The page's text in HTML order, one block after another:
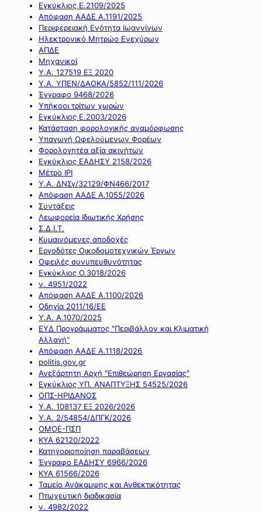
Εγκύκλιος Ε.2109/2025
Απόφαση ΑΑΔΕ Α.1191/2025
Περιφερειακή Ενότητα Ιωαννίνων
Ηλεκτρονικό Μητρώο Ενεχύρων
ΑΠΔΕ
Μηχανικοί
Υ.Α. 127519 ΕΞ 2020
Υ.Α. ΥΠΕΝ/ΔΑΟΚΑ/5852/111/2026
Έγγραφο 9468/2026
Υπήκοοι τρίτων χωρών
Εγκύκλιος Ε.2003/2026
Κατάσταση φορολογικής αναμόρφωσης
Υπαγωγή Ωφελούμενων Φορέων
Φορολογητέα αξία ακινήτων
Εγκύκλιος ΕΑΔΗΣΥ 2158/2026
Μέτρο IPI
Υ.Α. ΔΝΣγ/32129/ΦΝ466/2017
Απόφαση ΑΑΔΕ Α.1055/2026
Συντάξεις
Λεωφορεία Ιδιωτικής Χρήσης
Σ.Δ.Ι.Τ.
Κυμαινόμενες αποδοχές
Εργοδότες Οικοδομοτεχνικών Έργων
Οφειλές συνυπευθυνότητας
Εγκύκλιος Ο.3018/2026
ν. 4951/2022
Απόφαση ΑΑΔΕ Α.1100/2026
Οδηγία 2011/16/ΕΕ
Υ.Α. Α.1070/2025
ΕΥΔ Προγράμματος "Περιβάλλον και Κλιματική
Αλλαγή"
Απόφαση ΑΑΔΕ Α.1118/2026
politis.gov.gr
Ανεξάρτητη Αρχή "Επιθεώρηση Εργασίας"
Εγκύκλιος ΥΠ. ΑΝΑΠΤΥΞΗΣ 54525/2026
ΟΠΣ-ΗΡΙΔΑΝΟΣ
Υ.Α. 108137 ΕΞ 2026/2026
Υ.Α. 2/54854/ΔΠΓΚ/2026
ΟΜΟΕ-ΠΣΠ
ΚΥΑ 62120/2022
Κατηγοριοποίηση παραβάσεων
Έγγραφο ΕΑΔΗΣΥ 6966/2026
ΚΥΑ 61566/2026
Ταμείο Ανάκαμψης και Ανθεκτικότητας
Πτωχευτική διαδικασία
ν. 4982/2022